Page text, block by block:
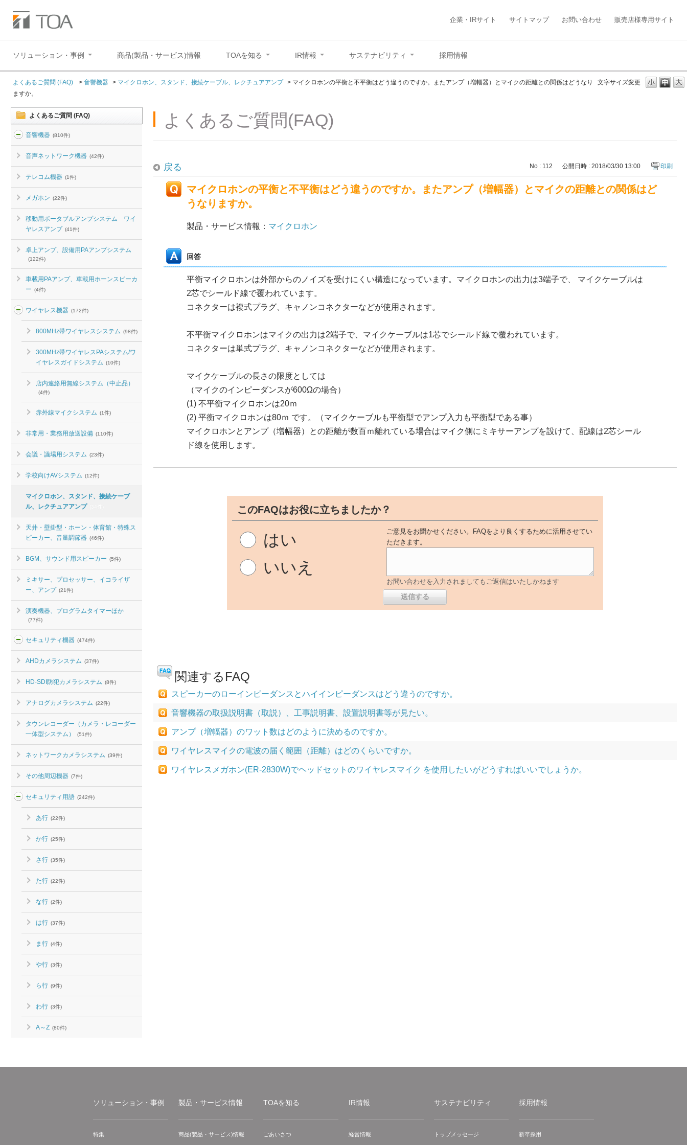
企業・IRサイト サイトマップ お問い合わせ 販売店様専用サイト
ソリューション・事例 商品(製品・サービス)情報 TOAを知る IR情報 サステナビリティ 採用情報
文字サイズ変更
よくあるご質問 (FAQ) > 音響機器 > マイクロホン、スタンド、接続ケーブル、レクチュアアンプ > マイクロホンの平衡と不平衡はどう違うのですか。またアンプ（増幅器）とマイクの距離との関係はどうなり
ますか。
よくあるご質問 (FAQ)
音響機器 (810件)
音声ネットワーク機器 (42件)
テレコム機器 (1件)
メガホン (22件)
移動用ポータブルアンプシステム ワイ
ヤレスアンプ (41件)
卓上アンプ、設備用PAアンプシステム
(122件)
車載用PAアンプ、車載用ホーンスピーカ
ー (4件)
ワイヤレス機器 (172件)
800MHz帯ワイヤレスシステム (98件)
300MHz帯ワイヤレスPAシステム/ワ
イヤレスガイドシステム (10件)
店内連絡用無線システム（中止品）
(4件)
赤外線マイクシステム (1件)
非常用・業務用放送設備 (110件)
会議・議場用システム (23件)
学校向けAVシステム (12件)
マイクロホン、スタンド、接続ケーブ
ル、レクチュアアンプ
天井・壁掛型・ホーン・体育館・特殊ス
ピーカー、音量調節器 (46件)
BGM、サウンド用スピーカー (5件)
ミキサー、プロセッサー、イコライザ
ー、アンプ (21件)
演奏機器、プログラムタイマーほか
(77件)
セキュリティ機器 (474件)
AHDカメラシステム (37件)
HD-SDI防犯カメラシステム (8件)
アナログカメラシステム (22件)
タウンレコーダー（カメラ・レコーダー
一体型システム）
(51件)
ネットワークカメラシステム (39件)
その他周辺機器 (7件)
セキュリティ用語 (242件)
あ行 (22件)
か行 (25件)
さ行 (35件)
た行 (22件)
な行 (2件)
は行 (37件)
ま行 (4件)
や行 (3件)
ら行 (9件)
わ行 (3件)
A～Z (80件)
よくあるご質問(FAQ)
戻る No : 112 公開日時 : 2018/03/30 13:00 印刷
マイクロホンの平衡と不平衡はどう違うのですか。またアンプ（増幅器）とマイクの距離との関係はど
うなりますか。
製品・サービス情報： マイクロホン
回答
平衡マイクロホンは外部からのノイズを受けにくい構造になっています。マイクロホンの出力は3端子で、 マイクケーブルは
2芯でシールド線で覆われています。
コネクターは複式プラグ、キャノンコネクターなどが使用されます。
不平衡マイクロホンはマイクの出力は2端子で、マイクケーブルは1芯でシールド線で覆われています。
コネクターは単式プラグ、キャノンコネクターなどが使用されます。
マイクケーブルの長さの限度としては
（マイクのインピーダンスが600Ωの場合）
(1) 不平衡マイクロホンは20ｍ
(2) 平衡マイクロホンは80ｍ です。（マイクケーブルも平衡型でアンプ入力も平衡型である事）
マイクロホンとアンプ（増幅器）との距離が数百ｍ離れている場合はマイク側にミキサーアンプを設けて、配線は2芯シール
ド線を使用します。
このFAQはお役に立ちましたか？
はい
いいえ
ご意見をお聞かせください。FAQをより良くするために活用させてい
ただきます。
お問い合わせを入力されましてもご返信はいたしかねます
関連するFAQ
スピーカーのローインピーダンスとハイインピーダンスはどう違うのですか。
音響機器の取扱説明書（取説）、工事説明書、設置説明書等が見たい。
アンプ（増幅器）のワット数はどのように決めるのですか。
ワイヤレスマイクの電波の届く範囲（距離）はどのくらいですか。
ワイヤレスメガホン(ER-2830W)でヘッドセットのワイヤレスマイク を使用したいがどうすればいいでしょうか。
ソリューション・事例
特集
製品・サービス情報
商品(製品・サービス)情報
TOAを知る
ごあいさつ
IR情報
経営情報
サステナビリティ
トップメッセージ
採用情報
新卒採用